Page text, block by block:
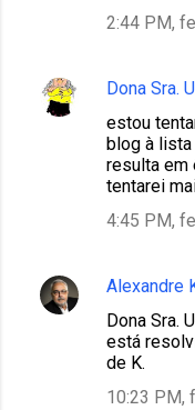
2:44 PM,
Dona Sra.
estou
blog à
resulta em
tentarei
4:45 PM,
Alexandre
Dona Sra.
está
de K.
10:23 PM,